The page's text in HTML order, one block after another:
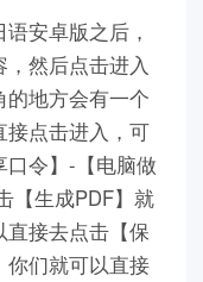
安卓版之后，
然后点击进入
地方会有一个
点击进入，可
令】-【电脑做
【生成PDF】就
接去点击【保
们就可以直接